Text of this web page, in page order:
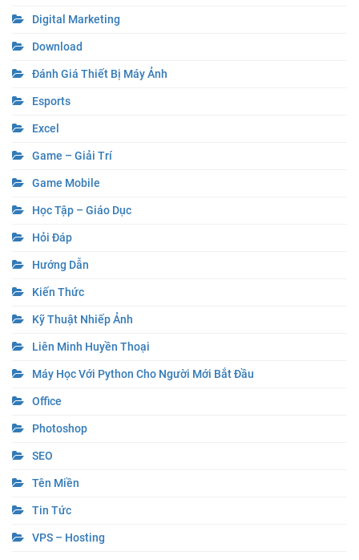
Digital Marketing
Download
Đánh Giá Thiết Bị Máy Ảnh
Esports
Excel
Game – Giải Trí
Game Mobile
Học Tập – Giáo Dục
Hỏi Đáp
Hướng Dẫn
Kiến Thức
Kỹ Thuật Nhiếp Ảnh
Liên Minh Huyền Thoại
Máy Học Với Python Cho Người Mới Bắt Đầu
Office
Photoshop
SEO
Tên Miền
Tin Tức
VPS – Hosting